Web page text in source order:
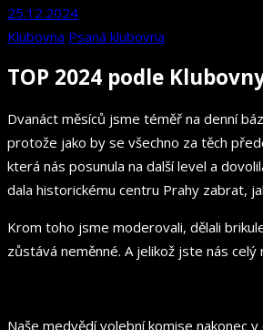
25.12.2024
Klubovna Psaná klubovna
TOP 2024 podle
Dvanáct měsíců jsme téměř na denní
protože jako by se všechno za těch
která nás posunula na další level a
dala historickému centru Prahy zabrat,
Krom toho jsme moderovali, dělali
zůstává neměnné. A jelikož jste nás
Naše medvědí volební komise nakonec